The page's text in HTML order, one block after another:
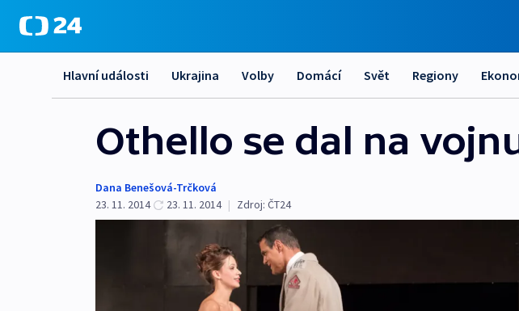
Hlavní události Ukrajina Volby Domácí Svět Regiony
Othello se dal na
Dana Benešová-Trčková
23. 11. 2014
23. 11. 2014 | Zdroj: ČT24